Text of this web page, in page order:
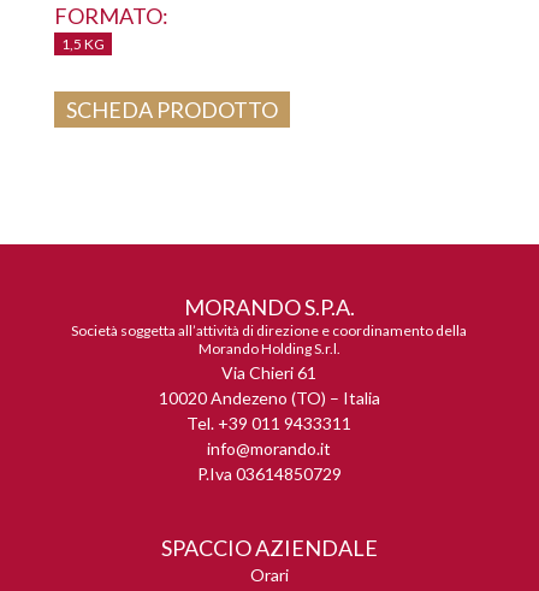
FORMATO:
1,5 KG
SCHEDA PRODOTTO
MORANDO S.P.A.
Società soggetta all’attività di direzione e coordinamento della
Morando Holding S.r.l.
Via Chieri 61
10020 Andezeno (TO) – Italia
Tel. +39 011 9433311
info@morando.it
P.Iva 03614850729
SPACCIO AZIENDALE
Orari